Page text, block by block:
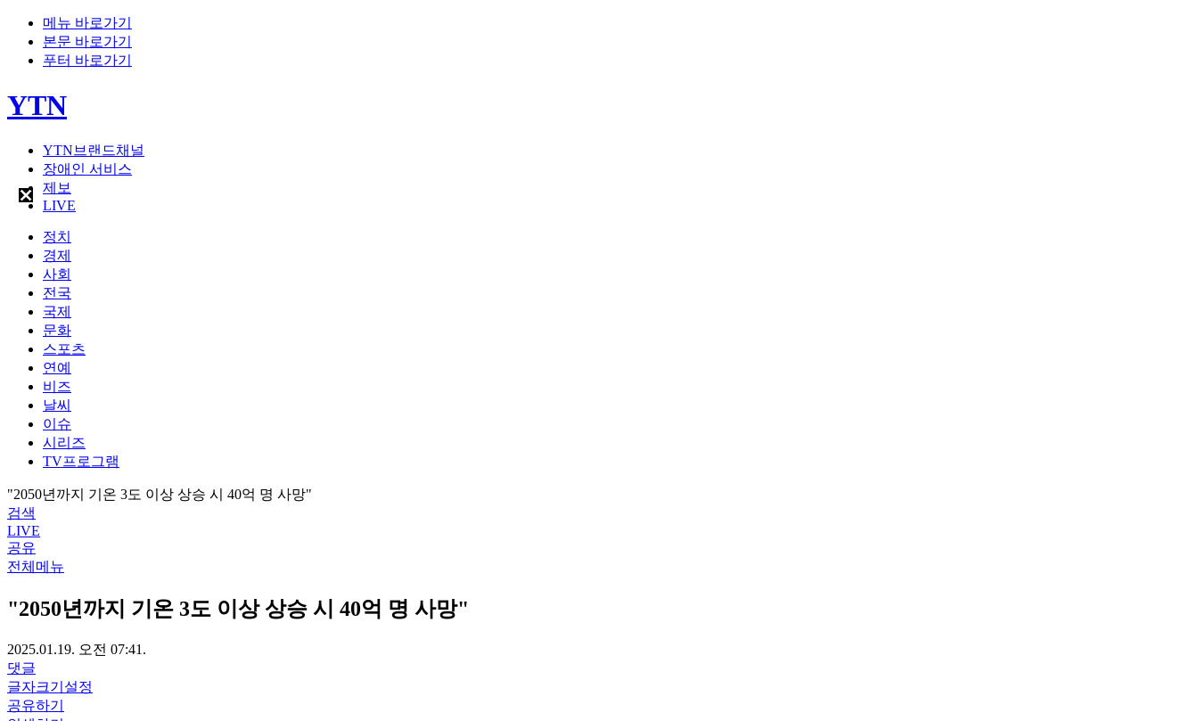
메뉴 바로가기
본문 바로가기
푸터 바로가기
YTN
YTN브랜드채널
장애인 서비스
제보
LIVE
정치
경제
사회
전국
국제
문화
스포츠
연예
비즈
날씨
이슈
시리즈
TV프로그램
"2050년까지 기온 3도 이상 상승 시 40억 명 사망"
검색
LIVE
공유
전체메뉴
"2050년까지 기온 3도 이상 상승 시 40억 명 사망"
2025.01.19. 오전 07:41.
댓글
글자크기설정
공유하기